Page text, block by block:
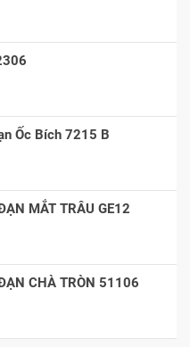
Ốc Bích 7215 B
MẮT TRÂU GE12
CHÀ TRÒN 51106